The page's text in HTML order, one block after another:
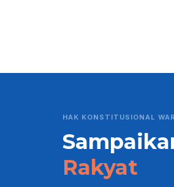
HAK KONSTITUSIONAL
Rakyat